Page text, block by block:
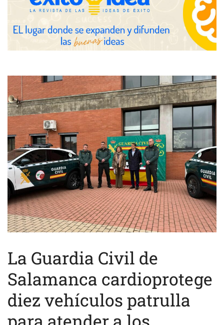
La Guardia Civil de
Salamanca cardioprotege
diez vehículos patrulla